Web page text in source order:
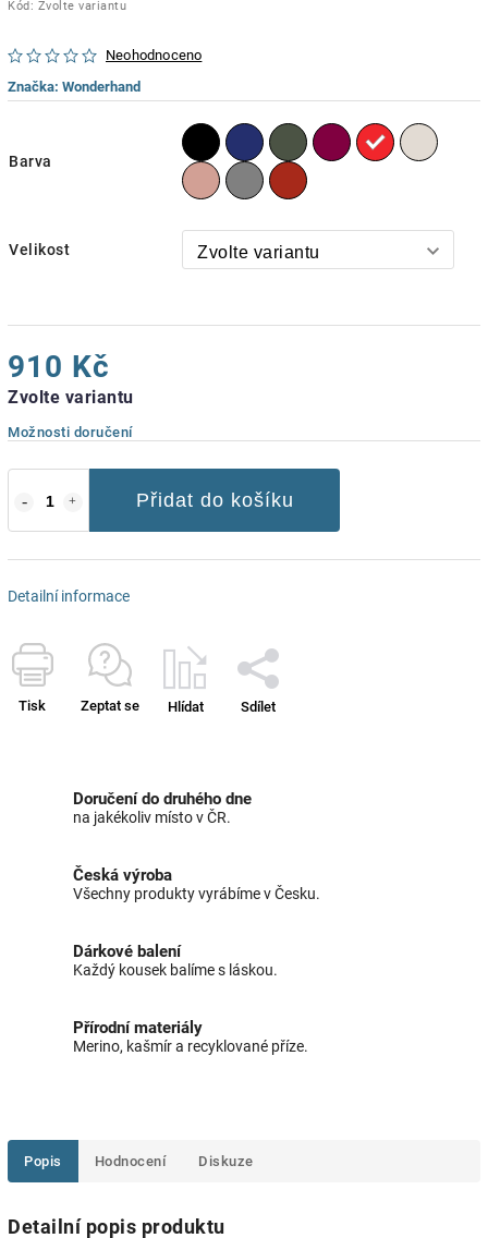
Kód: Zvolte variantu
Neohodnoceno
Značka: Wonderhand
Barva
Velikost
910 Kč
Zvolte variantu
Možnosti doručení
Přidat do košíku
Detailní informace
Tisk Zeptat se Hlídat Sdílet
Doručení do druhého dne
na jakékoliv místo v ČR.
Česká výroba
Všechny produkty vyrábíme v Česku.
Dárkové balení
Každý kousek balíme s láskou.
Přírodní materiály
Merino, kašmír a recyklované příze.
Popis Hodnocení Diskuze
Detailní popis produktu